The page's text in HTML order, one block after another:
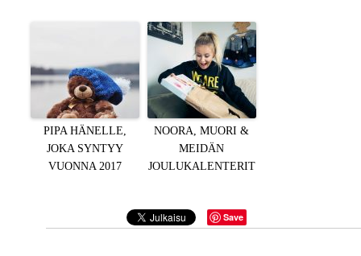
PIPA HÄNELLE,
JOKA SYNTYY
VUONNA 2017
NOORA, MUORI &
MEIDÄN
JOULUKALENTERIT
Save